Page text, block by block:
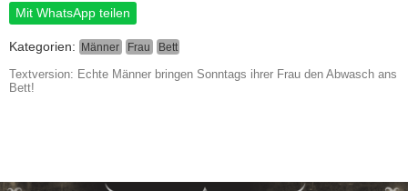
Mit WhatsApp teilen
Kategorien: Männer Frau Bett
Textversion: Echte Männer bringen Sonntags ihrer Frau den Abwasch ans
Bett!